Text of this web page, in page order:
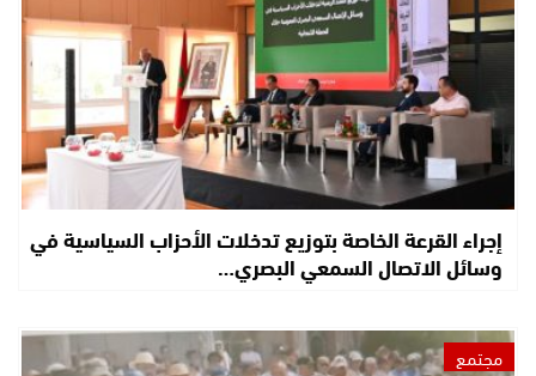
إجراء القرعة الخاصة بتوزيع تدخلات الأحزاب السياسية في
وسائل الاتصال السمعي البصري…
مجتمع